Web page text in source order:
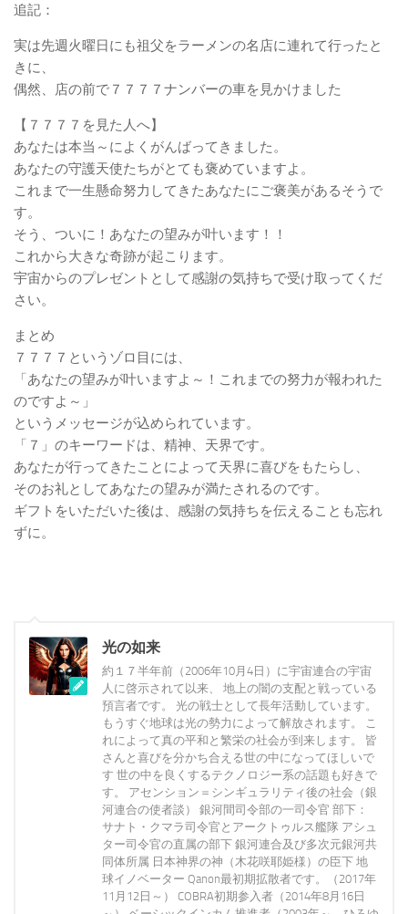
追記：
実は先週火曜日にも祖父をラーメンの名店に連れて行ったと
きに、
偶然、店の前で７７７７ナンバーの車を見かけました
【７７７７を見た人へ】
あなたは本当～によくがんばってきました。
あなたの守護天使たちがとても褒めていますよ。
これまで一生懸命努力してきたあなたにご褒美があるそうで
す。
そう、ついに！あなたの望みが叶います！！
これから大きな奇跡が起こります。
宇宙からのプレゼントとして感謝の気持ちで受け取ってくだ
さい。
まとめ
７７７７というゾロ目には、
「あなたの望みが叶いますよ～！これまでの努力が報われた
のですよ～」
というメッセージが込められています。
「７」のキーワードは、精神、天界です。
あなたが行ってきたことによって天界に喜びをもたらし、
そのお礼としてあなたの望みが満たされるのです。
ギフトをいただいた後は、感謝の気持ちを伝えることも忘れ
ずに。
光の如来
約１７半年前（2006年10月4日）に宇宙連合の宇宙
人に啓示されて以来、 地上の闇の支配と戦っている
預言者です。 光の戦士として長年活動しています。
もうすぐ地球は光の勢力によって解放されます。 こ
れによって真の平和と繁栄の社会が到来します。 皆
さんと喜びを分かち合える世の中になってほしいで
す 世の中を良くするテクノロジー系の話題も好きで
す。 アセンション＝シンギュラリティ後の社会（銀
河連合の使者談） 銀河間司令部の一司令官 部下：
サナト・クマラ司令官とアークトゥルス艦隊 アシュ
ター司令官の直属の部下 銀河連合及び多次元銀河共
同体所属 日本神界の神（木花咲耶姫様）の臣下 地
球イノベーター Qanon最初期拡散者です。（2017年
11月12日～） COBRA初期参入者（2014年8月16日